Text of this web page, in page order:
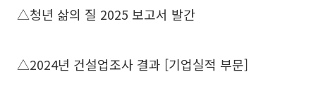
△청년 삶의 질 2025 보고서 발간
△2024년 건설업조사 결과 [기업실적 부문]